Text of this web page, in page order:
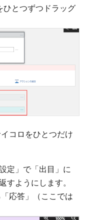
ひとつずつドラッグ
コロをひとつだけ
定」で「出目」に
すようにします。
応答」（ここでは